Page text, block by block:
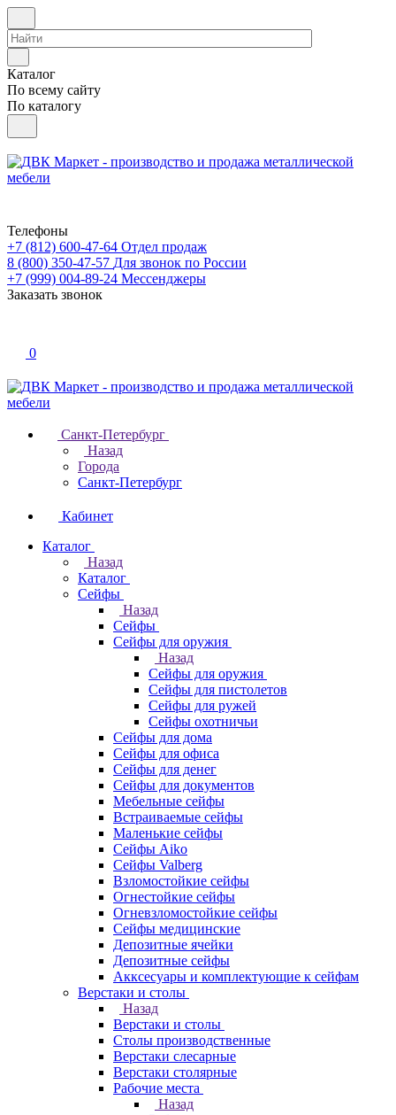
Каталог
По всему сайту
По каталогу
Телефоны
+7 (812) 600-47-64 Отдел продаж
8 (800) 350-47-57 Для звонок по России
+7 (999) 004-89-24 Мессенджеры
Заказать звонок
0
Санкт-Петербург
Назад
Города
Санкт-Петербург
Кабинет
Каталог
Назад
Каталог
Cейфы
Назад
Cейфы
Cейфы для оружия
Назад
Cейфы для оружия
Сейфы для пистолетов
Сейфы для ружей
Сейфы охотничьи
Cейфы для дома
Cейфы для офиса
Сейфы для денег
Сейфы для документов
Мебельные сейфы
Встраиваемые сейфы
Маленькие сейфы
Сейфы Aiko
Сейфы Valberg
Взломостойкие сейфы
Огнестойкие сейфы
Огневзломостойкие сейфы
Сейфы медицинские
Депозитные ячейки
Депозитные сейфы
Акксесуары и комплектующие к сейфам
Верстаки и столы
Назад
Верстаки и столы
Столы производственные
Верстаки слесарные
Верстаки столярные
Рабочие места
Назад